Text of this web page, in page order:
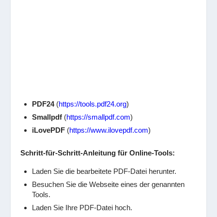
PDF24(https://tools.pdf24.org)
Smallpdf (https://smallpdf.com)
iLovePDF (https://www.ilovepdf.com)
Schritt-für-Schritt-Anleitung für Online-Tools:
Laden Sie die bearbeitete PDF-Datei herunter.
Besuchen Sie die Webseite eines der genannten
Tools.
Laden Sie Ihre PDF-Datei hoch.